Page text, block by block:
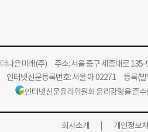
더나은미래(주)주소: 서울 중구 세종대로
인터넷신문등록번호: 서울 아 02271 등록(
인터넷신문윤리위원회 윤리강령을 준
회사소개 개인정보